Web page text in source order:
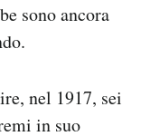
sono ancora
nel 1917, sei
in suo